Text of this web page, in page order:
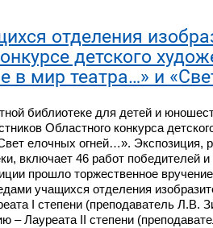
отделения
детского
в мир театра…» и
библиотеке для детей и
Областного конкурса
елочных огней…». Экспозиция,
включает 46 работ победителей
прошло торжественное
учащихся отделения
I степени (преподаватель Л.В.
– Лауреата II степени